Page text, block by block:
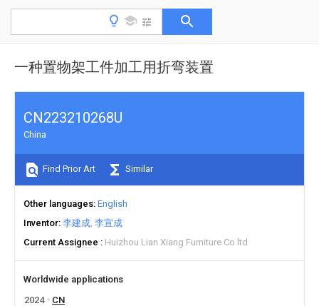
一种置物架工件加工用折弯装置
CN223210268U
China
Find Prior Art Similar
Other languages English
Inventor 李建成 李宣成
Current Assignee
Huizhou Lian Xiang Furniture Co ltd
Worldwide applications
2024
CN